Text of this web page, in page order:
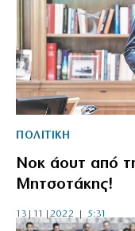
ΠΟΛΙΤΙΚΗ
Νοκ άουτ από
Μητσοτάκης!
13|11|2022 | 5:31